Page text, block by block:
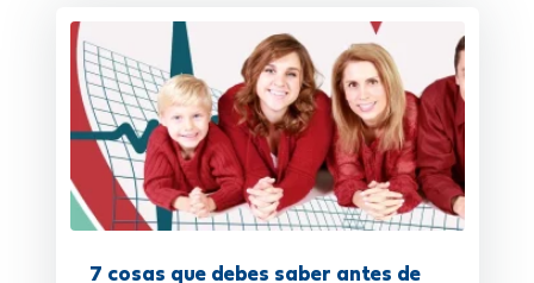
7 cosas que debes saber antes de